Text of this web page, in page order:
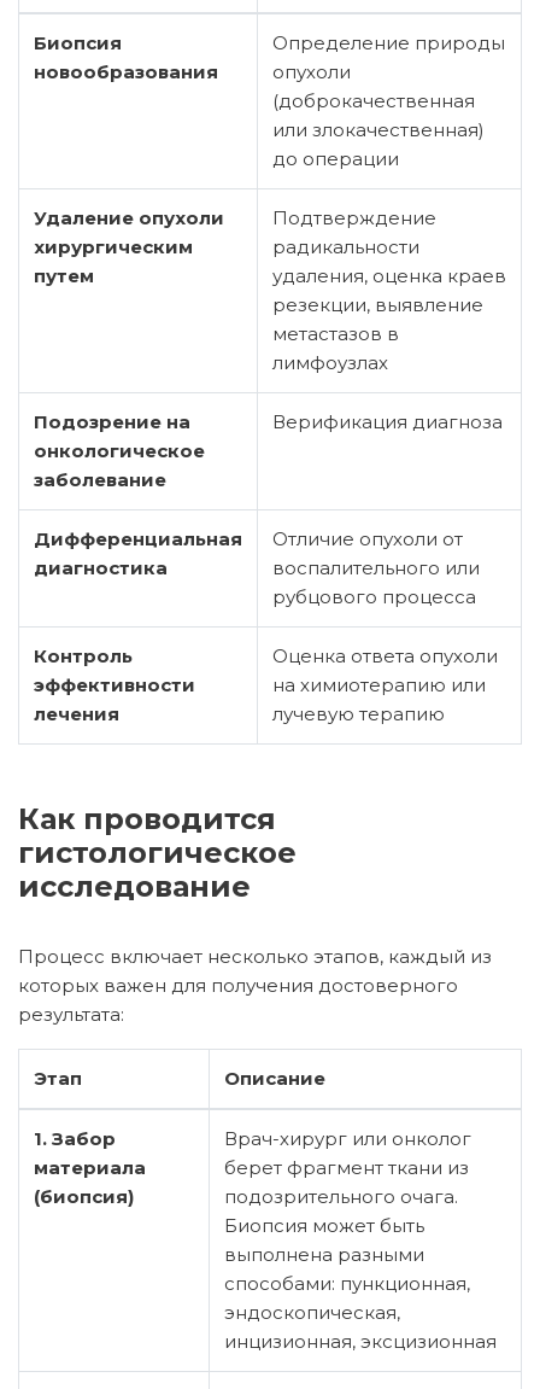
Биопсия
новообразования
Определение природы
опухоли
(доброкачественная
или злокачественная)
до операции
Удаление опухоли
хирургическим
путем
Подтверждение
радикальности
удаления, оценка краев
резекции, выявление
метастазов в
лимфоузлах
Подозрение на
онкологическое
заболевание
Верификация диагноза
Дифференциальная
диагностика
Отличие опухоли от
воспалительного или
рубцового процесса
Контроль
эффективности
лечения
Оценка ответа опухоли
на химиотерапию или
лучевую терапию
Как проводится
гистологическое
исследование
Процесс включает несколько этапов, каждый из
которых важен для получения достоверного
результата:
Этап Описание
1. Забор
материала
(биопсия)
Врач-хирург или онколог
берет фрагмент ткани из
подозрительного очага.
Биопсия может быть
выполнена разными
способами: пункционная,
эндоскопическая,
инцизионная, эксцизионная